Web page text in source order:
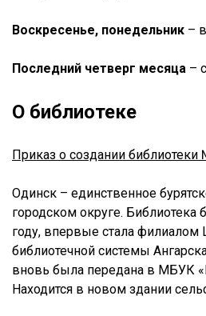
Воскресенье, понедельник –
Последний четверг месяца –
О библиотеке
Приказ о создании библиотеки
Одинск – единственное
городском округе. Библиотека
году, впервые стала филиалом
библиотечной системы
вновь была передана в МБУК
Находится в новом здании